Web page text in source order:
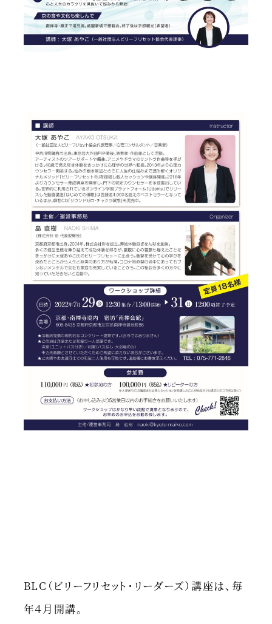
BLC（ビリーフリセット・リーダーズ）講座は、毎
年４月開講。